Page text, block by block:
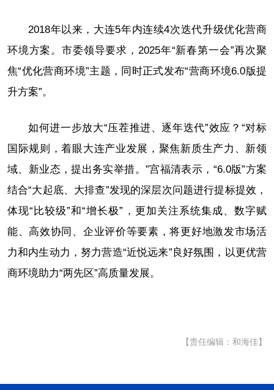
2018年以来，大连5年内连续4次迭代升级优化营商
环境方案。市委领导要求，2025年“新春第一会”再次聚
焦“优化营商环境”主题，同时正式发布“营商环境6.0版提
升方案”。
如何进一步放大“压茬推进、逐年迭代”效应？“对标
国际规则，着眼大连产业发展，聚焦新质生产力、新领
域、新业态，提出务实举措。”宫福清表示，“6.0版”方案
结合“大起底、大排查”发现的深层次问题进行提标提效，
体现“比较级”和“增长极”，更加关注系统集成、数字赋
能、高效协同、企业评价等要素，将更好地激发市场活
力和内生动力，努力营造“近悦远来”良好氛围，以更优营
商环境助力“两先区”高质量发展。
【责任编辑：和海佳】